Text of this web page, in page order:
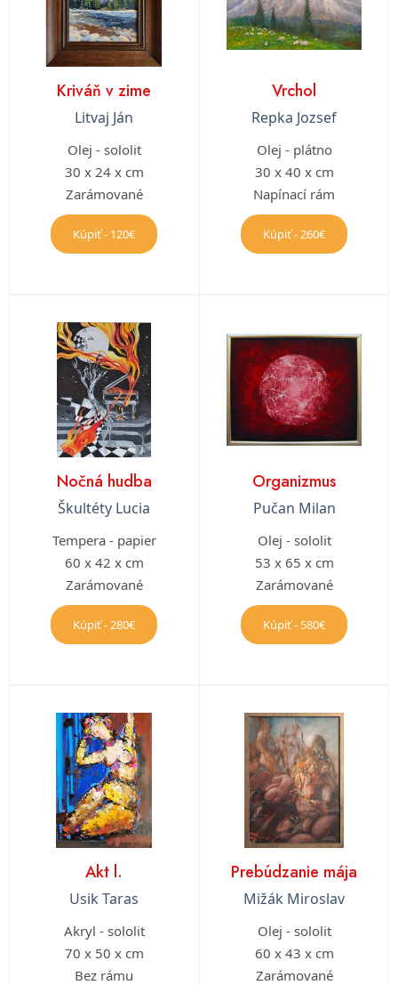
Kriváň v zime
Litvaj Ján
Olej - sololit
30 x 24 x cm
Zarámované
Kúpiť - 120€
Vrchol
Repka Jozsef
Olej - plátno
30 x 40 x cm
Napínací rám
Kúpiť - 260€
Nočná hudba
Škultéty Lucia
Tempera - papier
60 x 42 x cm
Zarámované
Kúpiť - 280€
Organizmus
Pučan Milan
Olej - sololit
53 x 65 x cm
Zarámované
Kúpiť - 580€
Akt l.
Usik Taras
Akryl - sololit
70 x 50 x cm
Bez rámu
Prebúdzanie mája
Mižák Miroslav
Olej - sololit
60 x 43 x cm
Zarámované